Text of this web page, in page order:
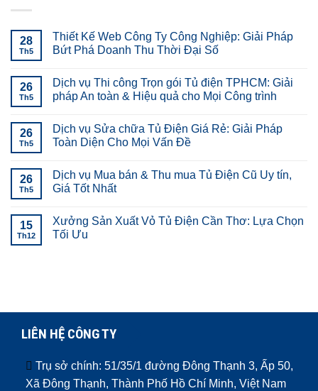
28
Th5
Thiết Kế Web Công Ty Công Nghiệp: Giải Pháp
Bứt Phá Doanh Thu Thời Đại Số
26
Th5
Dịch vụ Thi công Trọn gói Tủ điện TPHCM: Giải
pháp An toàn & Hiệu quả cho Mọi Công trình
26
Th5
Dịch vụ Sửa chữa Tủ Điện Giá Rẻ: Giải Pháp
Toàn Diện Cho Mọi Vấn Đề
26
Th5
Dịch vụ Mua bán & Thu mua Tủ Điện Cũ Uy tín,
Giá Tốt Nhất
15
Th12
Xưởng Sản Xuất Vỏ Tủ Điện Cần Thơ: Lựa Chọn
Tối Ưu
LIÊN HỆ CÔNG TY
Trụ sở chính: 51/35/1 đường Đông Thạnh 3, Ấp 50,
Xã Đông Thạnh, Thành Phố Hồ Chí Minh, Việt Nam